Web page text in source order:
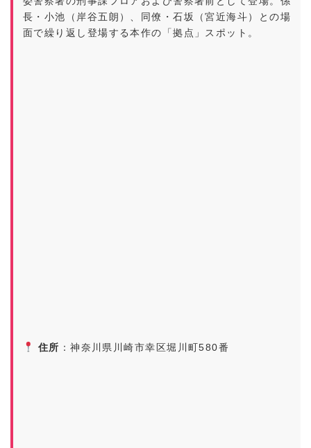
長・小池（岸谷五朗）、同僚・石坂（宮近海斗）との場
面で繰り返し登場する本作の「拠点」スポット。
住所 ：神奈川県川崎市幸区堀川町580番